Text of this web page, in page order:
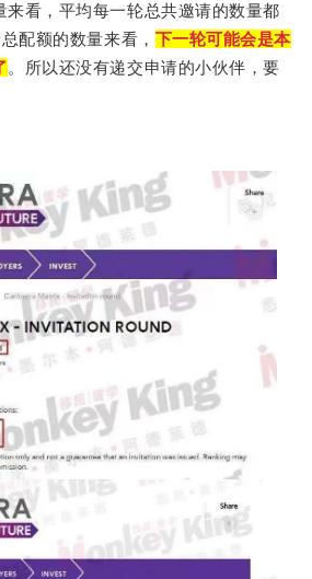
来看，平均每一轮总共邀请的数量都
配额的数量来看， 下一轮可能会是本
。所以还没有递交申请的小伙伴，要